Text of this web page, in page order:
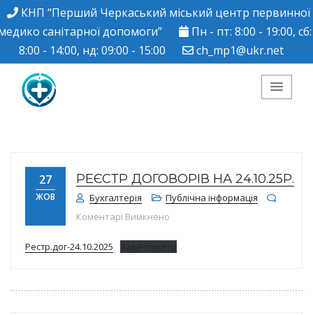
КНП “Перший Черкаський міський центр первинної
санітарної допомоги”
Пн - пт: 8:00 - 19:00, сб:
8:00 - 14:00, нд: 09:00 - 15:00
ch_mp1@ukr.net
Черкаський міський
центр ПМСД"
27
ЖОВ
РЕЄСТР ДОГОВОРІВ НА 24.10.25Р.
Бухгалтерія
Публічна інформація
Коментарі Вимкнено
Рестр.дог-24.10.2025 Завантажити